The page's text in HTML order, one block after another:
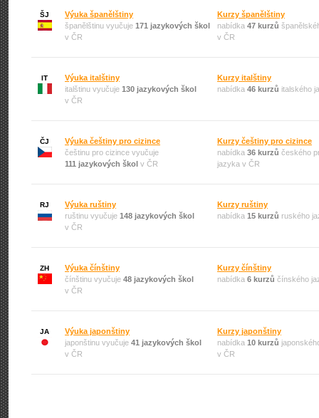
ŠJ
Výuka španělštiny
španělštinu vyučuje 171 jazykových škol
v ČR
Kurzy španělštiny
nabídka 47 kurzů
v ČR
IT
Výuka italštiny
italštinu vyučuje 130 jazykových škol
v ČR
Kurzy italštiny
nabídka 46 kurzů italského
ČJ
Výuka češtiny pro cizince
češtinu pro cizince vyučuje
111 jazykových škol v ČR
Kurzy češtiny pro cizince
nabídka 36 kurzů českého
jazyka v ČR
RJ
Výuka ruštiny
ruštinu vyučuje 148 jazykových škol
v ČR
Kurzy ruštiny
nabídka 15 kurzů ruského
ZH
Výuka čínštiny
čínštinu vyučuje 48 jazykových škol
v ČR
Kurzy čínštiny
nabídka 6 kurzů čínského
JA
Výuka japonštiny
japonštinu vyučuje 41 jazykových škol
v ČR
Kurzy japonštiny
nabídka 10 kurzů
v ČR